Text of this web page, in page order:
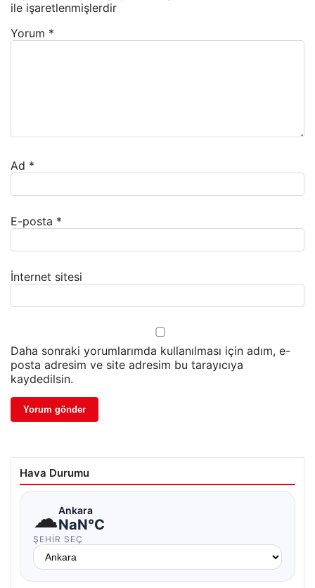
ile işaretlenmişlerdir
Yorum *
Ad *
E-posta *
İnternet sitesi
Daha sonraki yorumlarımda kullanılması için adım, e-
posta adresim ve site adresim bu tarayıcıya
kaydedilsin.
Hava Durumu
☁Ankara
NaN°C
ŞEHIR SEÇ